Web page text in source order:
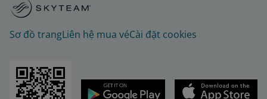
Sơ đồ trangLiên hệ mua véCài đặt cookies